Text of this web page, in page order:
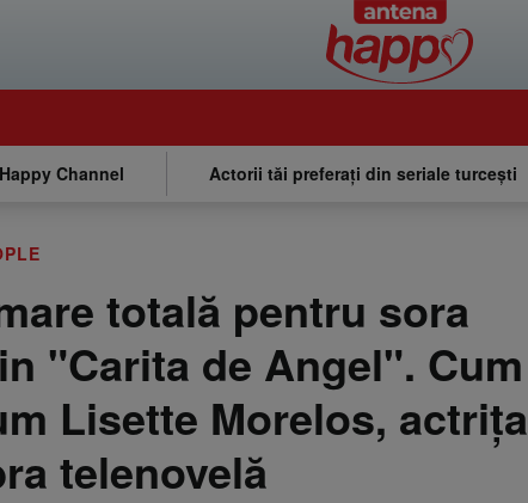
Channel Actorii tăi preferați din seriale turcești
totală pentru sora
"Carita de Angel". Cum
Lisette Morelos, actrița
telenovelă